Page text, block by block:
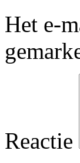
Het e-
Reactie